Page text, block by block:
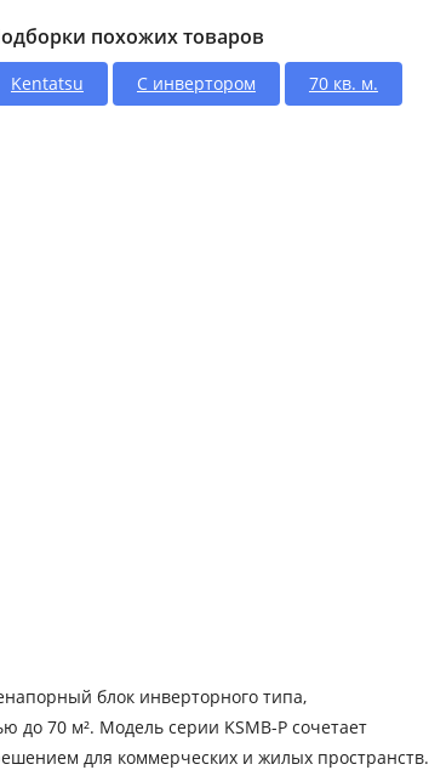
похожих товаров
Kentatsu С инвертором 70 кв. м.
блок инверторного типа,
70 м². Модель серии KSMB-P сочетает
для коммерческих и жилых пространств.